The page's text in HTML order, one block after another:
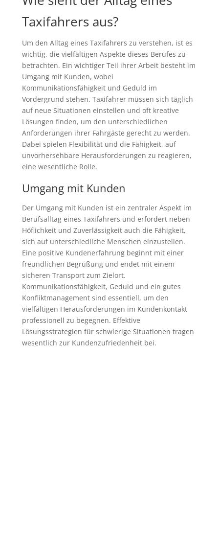
Taxifahrers aus?
Um den Alltag eines Taxifahrers zu verstehen, ist es
wichtig, die vielfältigen Aspekte dieses Berufes zu
betrachten. Ein wichtiger Teil ihrer Arbeit besteht im
Umgang mit Kunden, wobei
Kommunikationsfähigkeit und Geduld im
Vordergrund stehen. Taxifahrer müssen sich täglich
auf neue Situationen einstellen und oft kreative
Lösungen finden, um den unterschiedlichen
Anforderungen ihrer Fahrgäste gerecht zu werden.
Dabei spielen Flexibilität und die Fähigkeit, auf
unvorhersehbare Herausforderungen zu reagieren,
eine wesentliche Rolle.
Umgang mit Kunden
Der Umgang mit Kunden ist ein zentraler Aspekt im
Berufsalltag eines Taxifahrers und erfordert neben
Höflichkeit und Zuverlässigkeit auch die Fähigkeit,
sich auf unterschiedliche Menschen einzustellen.
Eine positive Kundenerfahrung beginnt mit einer
freundlichen Begrüßung und endet mit einem
sicheren Transport zum Zielort.
Kommunikationsfähigkeit, Geduld und ein gutes
Konfliktmanagement sind essentiell, um den
vielfältigen Herausforderungen im Kundenkontakt
professionell zu begegnen. Effektive
Lösungsstrategien für schwierige Situationen tragen
wesentlich zur Kundenzufriedenheit bei.